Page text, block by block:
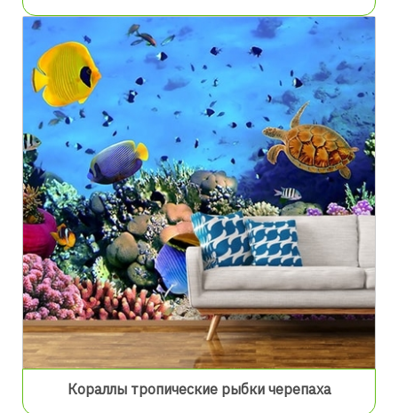
Кораллы тропические рыбки черепаха